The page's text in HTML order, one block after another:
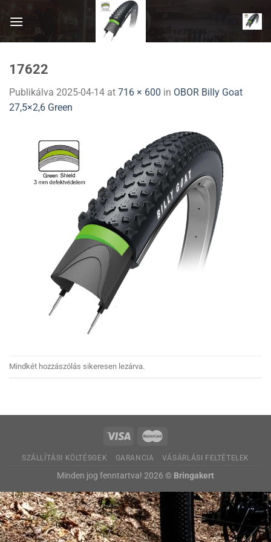
17622
Publikálva 2025-04-14 at 716 × 600 in OBOR Billy Goat
27,5×2,6 Green
Mindkét hozzászólás sikeresen lezárva.
SZÁLLÍTÁSI KÖLTÉSGEK GARANCIA VÁSÁRLÁSI FELTÉTELEK
Minden jog fenntartva! 2026 © Bringakert